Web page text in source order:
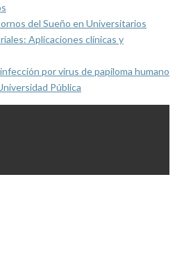
del Sueño en Universitarios
Aplicaciones clínicas y
por virus de papiloma humano
Pública